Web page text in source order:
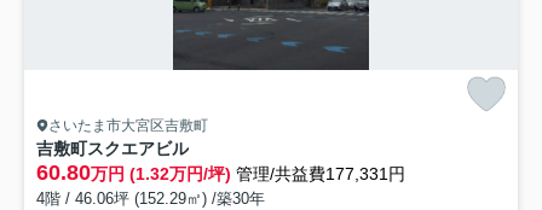
さいたま市大宮区吉敷町
吉敷町スクエアビル
60.80万円 (1.32万円/坪) 管理/共益費177,331円
4階 / 46.06坪 (152.29㎡) /築30年